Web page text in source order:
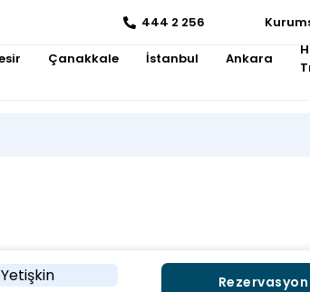
444 2 256
Çanakkale İstanbul Ankara